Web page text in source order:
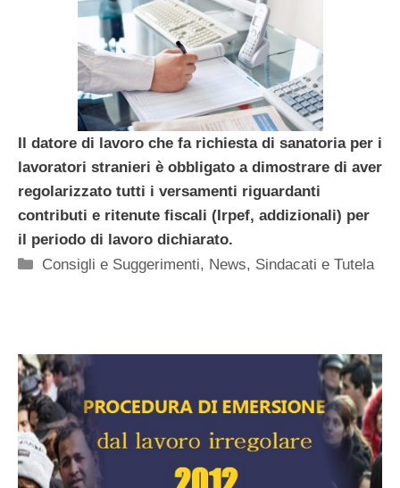
Il datore di lavoro che fa richiesta di sanatoria per i
lavoratori stranieri è obbligato a dimostrare di aver
regolarizzato tutti i versamenti riguardanti
contributi e ritenute fiscali (Irpef, addizionali) per
il periodo di lavoro dichiarato.
Categorie
Consigli e Suggerimenti, News, Sindacati e Tutela